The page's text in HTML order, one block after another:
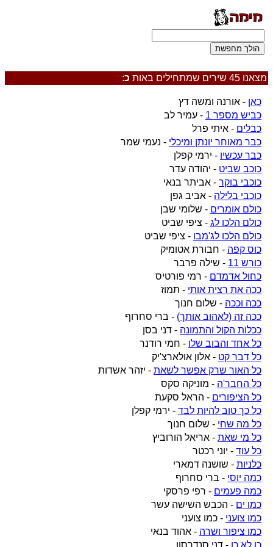
מצאנו 45 שירים שמתחילים באות כ:
כאן - אורנה ומשה דץ
כביש מספר 1
- עמיר לב
כבלים - איתי פרל
כבר מאוחר יונתן ומיכלי - נעמי שמר
כבר עכשיו - ירמי קפלן
כוכב שביט - יהודה עדר
כוכבי בוקר - אביתר בנאי
כוכבי בלילה - אביב גפן
כולם אומרים - שלומי שבן
כולם הלכו לג - ציפי שביט
כולם הלכו לג'מבו - ציפי שביט
כוס קפה - חבורת אטומיק
כורש 11
- שילה פרבר
כחול אדמדם - רמי פורטיס
ככה את רצית אותי - תמוז
ככה וככה - שלום חנוך
ככה זה (לאהוב אותך) - ברי סחרוף
ככלות הקול והתמונה - דני בסן
כל אחד והבוב שלו - חמי רודנר
כל דבר קט - אלון אולארצ'יק
כל האור שרק אפשר לשאת - יזהר אשדות
כל החבר'ה - מוניקה סקס
כל הציפורים - הראל סקעת
כל כך טוב להיות לבד - ירמי קפלן
כל מה שחי - שלום חנוך
כל מי שאת - אריאל הורוביץ
כל עוד - יוני רכטר
כלניות - שושנה דמארי
כמה יוסי - ברי סחרוף
כמה פעמים - רפי פרסקי
כמו ים - הכבש השישה עשר
כמו צועני - כמו צועני
כמו ציפור ושרה - אהוד בנאי
כן לא כן - דני סנדרסון